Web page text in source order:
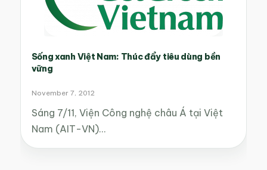
Sống xanh Việt Nam: Thúc đẩy tiêu dùng bền
vững
November 7, 2012
Sáng 7/11, Viện Công nghệ châu Á tại Việt
Nam (AIT-VN)…